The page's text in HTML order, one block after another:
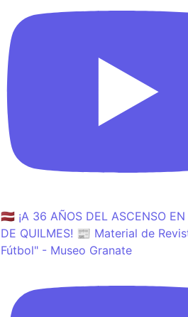
🇱🇻 ¡A 36 AÑOS DEL ASCENSO
DE QUILMES! 📰 Material de
Fútbol" - Museo Granate